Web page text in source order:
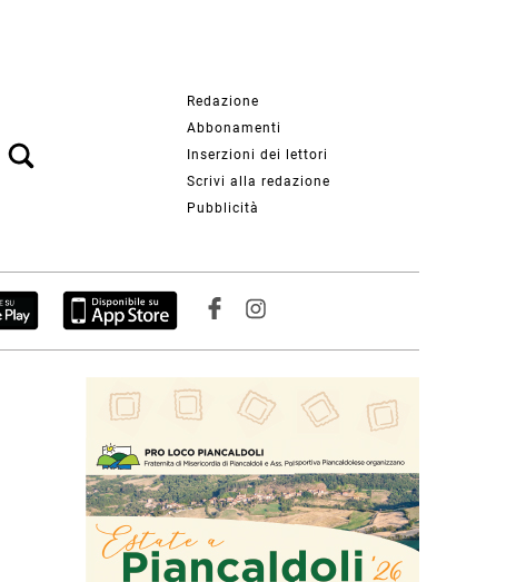
Redazione
Abbonamenti
Inserzioni dei lettori
Scrivi alla redazione
Pubblicità